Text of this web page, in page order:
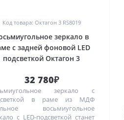
Код товара: Октагон 3 RS8019
зеркало в
с задней фоновой LED
подсветкой Октагон 3
32 780₽
зеркало с
в раме из МДФ
восьмиугольное
с LED-подсветкой станет